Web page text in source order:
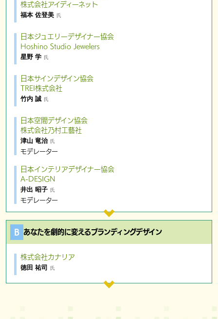
株式会社アイディーネット
福本 佐登美 氏
日本ジュエリーデザイナー協会
Hoshino Studio Jewelers
星野 学 氏
日本サインデザイン協会
TREI株式会社
竹内 誠 氏
日本空間デザイン協会
株式会社乃村工藝社
津山 竜治 氏
モデレーター
日本インテリアデザイナー協会
A-DESIGN
井出 昭子 氏
モデレーター
あなたを劇的に変えるブランディングデザイン
株式会社カナリア
徳田 祐司
氏